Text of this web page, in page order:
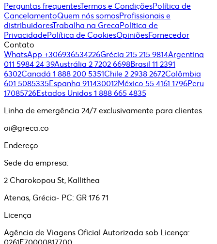
Perguntas frequentesTermos e CondiçõesPolítica de
CancelamentoQuem nós somosProfissionais e
distribuidoresTrabalha na GrecaPolítica de
PrivacidadePolítica de CookiesOpiniõesFornecedor
Contato
WhatsApp +306936534226Grécia 215 215 9814Argentina
011 5984 24 39Austrália 2 7202 6698Brasil 11 2391
6302Canadá 1 888 200 5351Chile 2 2938 2672Colômbia
601 5085335Espanha 911430012México 55 4161 1796Peru
17085726Estados Unidos 1 888 665 4835
Linha de emergência 24/7 exclusivamente para clientes.
oi@greca.co
Endereço
Sede da empresa:
2 Charokopou St, Kallithea
Atenas, Grécia- PC: GR 176 71
Licença
Agência de Viagens Oficial Autorizada sob Licença:
0261E70000817700